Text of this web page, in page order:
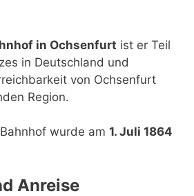
in Ochsenfurt ist er Teil
in Deutschland und
von Ochsenfurt
Region.
wurde am 1. Juli 1864
Anreise